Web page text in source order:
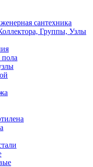
сантехника
Группы, Узлы